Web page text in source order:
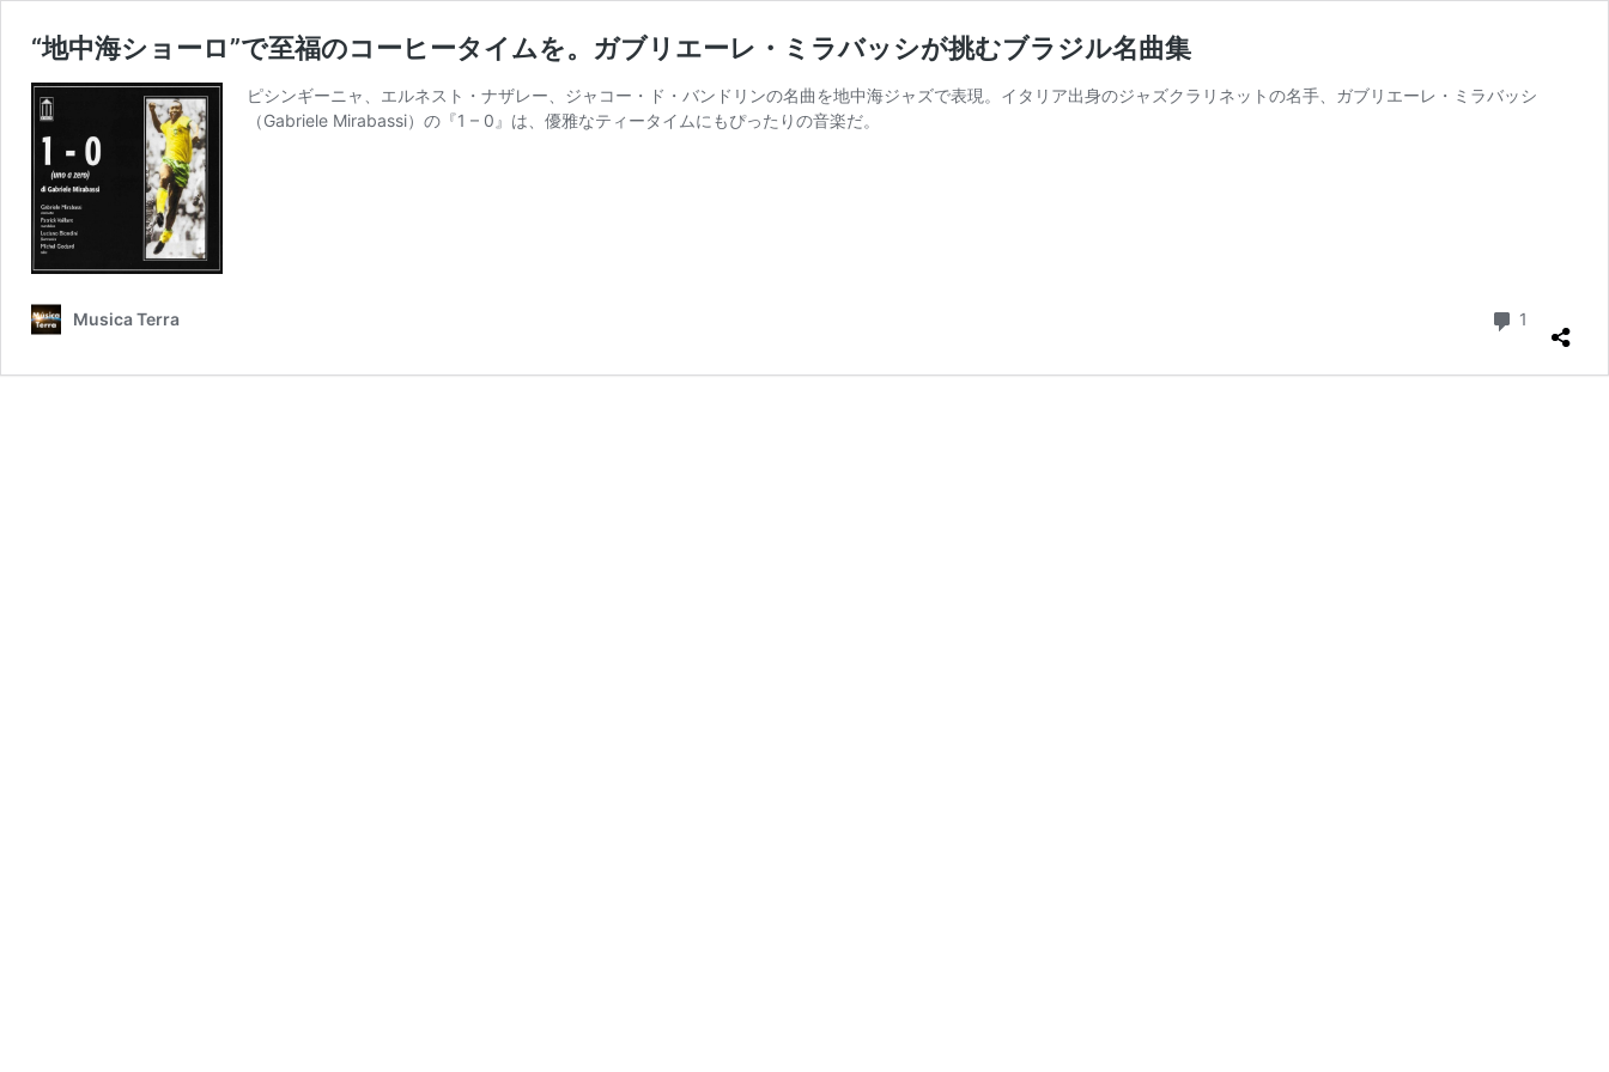
“地中海ショーロ”で至福のコーヒータイムを。ガブリエーレ・ミラバッシが挑むブラジル名曲集
ピシンギーニャ、エルネスト・ナザレー、ジャコー・ド・バンドリンの名曲を地中海ジャズで表現。イタリア出身のジャズクラリネットの名手、ガブリエーレ・ミラバッシ
（Gabriele Mirabassi）の『1 – 0』は、優雅なティータイムにもぴったりの音楽だ。
Musica Terra 1